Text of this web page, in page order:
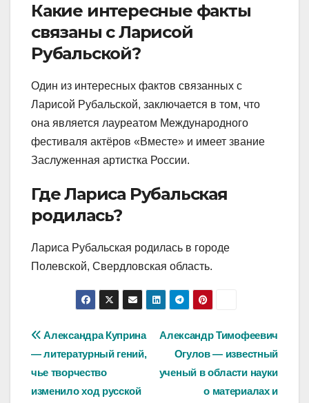
Какие интересные факты
связаны с Ларисой
Рубальской?
Один из интересных фактов связанных с
Ларисой Рубальской, заключается в том, что
она является лауреатом Международного
фестиваля актёров «Вместе» и имеет звание
Заслуженная артистка России.
Где Лариса Рубальская
родилась?
Лариса Рубальская родилась в городе
Полевской, Свердловская область.
Навигация
по
записям
Александр Тимофеевич
Огулов — известный
ученый в области науки
о материалах и
Александра Куприна
— литературный гений,
чье творчество
изменило ход русской